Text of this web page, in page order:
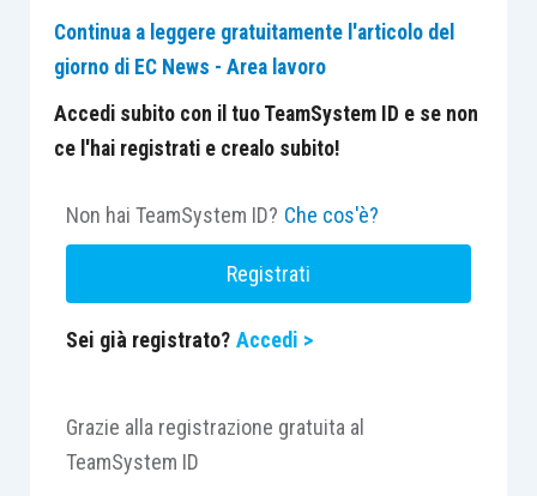
Continua a leggere gratuitamente l'articolo del
giorno di EC News - Area lavoro
Accedi subito con il tuo TeamSystem ID e se non
ce l'hai registrati e crealo subito!
Non hai TeamSystem ID? Che cos'è?
Registrati
Sei già registrato? Accedi >
Grazie alla registrazione gratuita al
TeamSystem ID